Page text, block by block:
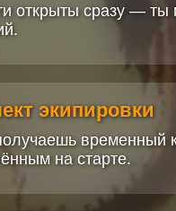
открыты сразу — ты
экипировки
временный
на старте.